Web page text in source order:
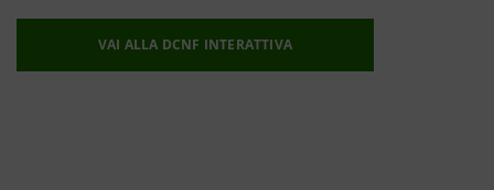
VAI ALLA DCNF INTERATTIVA